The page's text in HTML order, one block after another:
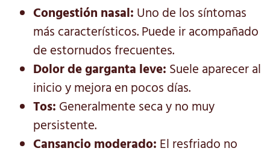
Congestión nasal: Uno de los síntomas
más característicos. Puede ir acompañado
de estornudos frecuentes.
Dolor de garganta leve: Suele aparecer al
inicio y mejora en pocos días.
Tos: Generalmente seca y no muy
persistente.
Cansancio moderado: El resfriado no